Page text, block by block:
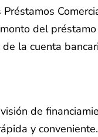
del
la cuenta
de
y